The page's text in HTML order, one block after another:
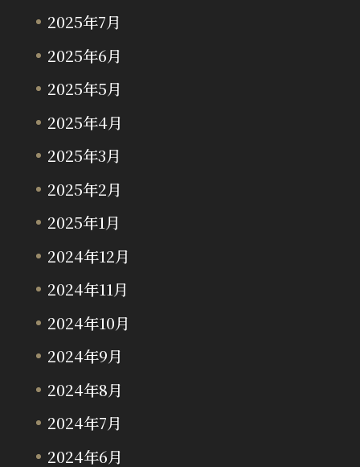
2025年7月
2025年6月
2025年5月
2025年4月
2025年3月
2025年2月
2025年1月
2024年12月
2024年11月
2024年10月
2024年9月
2024年8月
2024年7月
2024年6月